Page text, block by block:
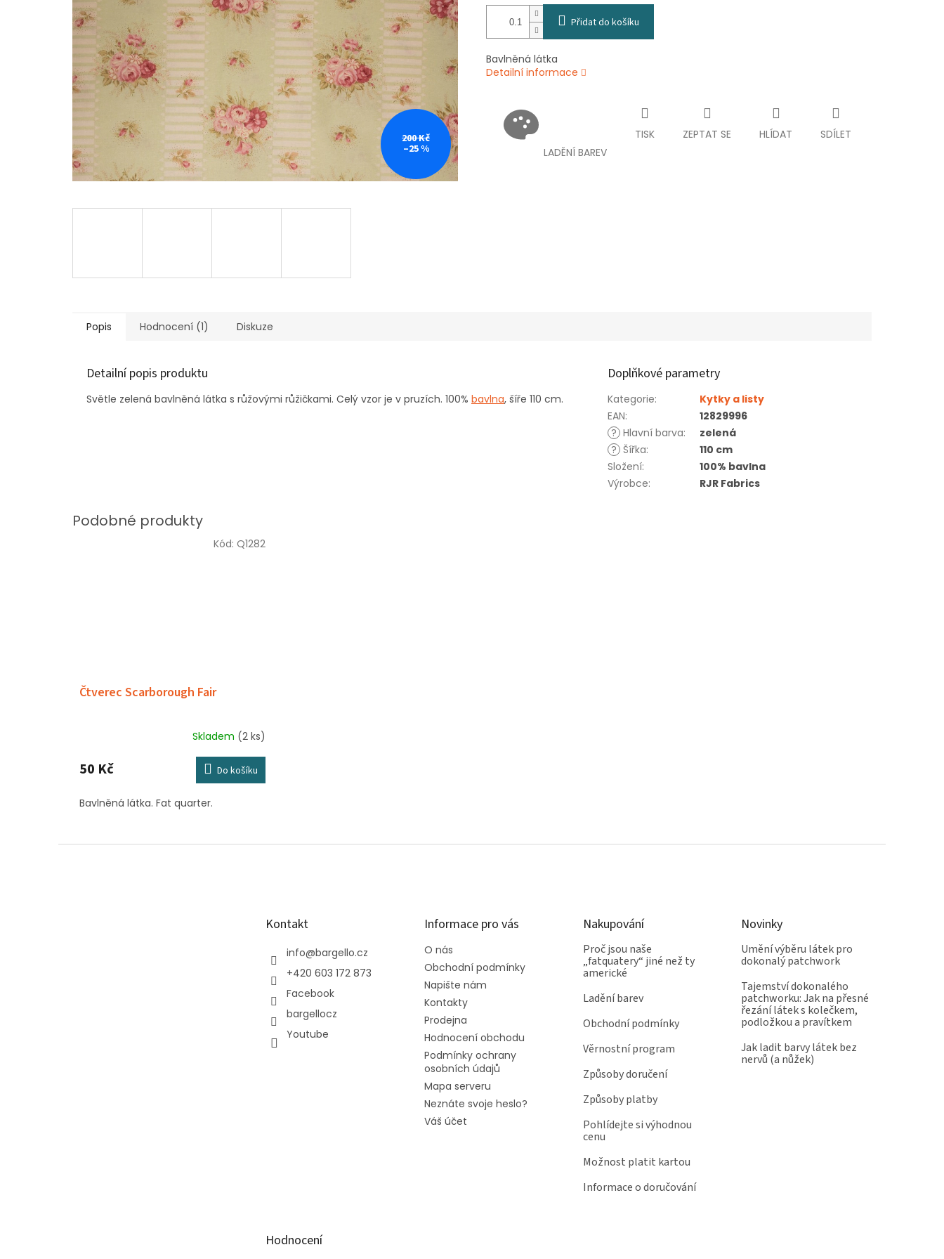
200 Kč
–25 %
Přidat do košíku
Bavlněná látka
Detailní informace
LADĚNÍ BAREV
TISK ZEPTAT SE HLÍDAT SDÍLET
Popis Hodnocení (1) Diskuze
Detailní popis produktu
Světle zelená bavlněná látka s růžovými růžičkami. Celý vzor je v pruzích. 100% bavlna, šíře 110 cm.
Doplňkové parametry
Kategorie:
Kytky a listy
EAN:
12829996
? Hlavní barva:
zelená
? Šířka:
110 cm
Složení:
100% bavlna
Výrobce: RJR Fabrics
Čtverec Scarborough Fair
Skladem (2 ks)
50 Kč Do košíku
Bavlněná látka. Fat quarter.
Kód: Q1282
Kontakt
info@bargello.cz
+420 603 172 873
Facebook
bargellocz
Youtube
Informace pro vás
O nás
Obchodní podmínky
Napište nám
Kontakty
Prodejna
Hodnocení obchodu
Podmínky ochrany
osobních údajů
Mapa serveru
Neznáte svoje heslo?
Váš účet
Nakupování
Proč jsou naše
„fatquatery“ jiné než ty
americké
Ladění barev
Obchodní podmínky
Věrnostní program
Způsoby doručení
Způsoby platby
Pohlídejte si výhodnou
cenu
Možnost platit kartou
Informace o doručování
Novinky
Umění výběru látek pro
dokonalý patchwork
Tajemství dokonalého
patchworku: Jak na přesné
řezání látek s kolečkem,
podložkou a pravítkem
Jak ladit barvy látek bez
nervů (a nůžek)
Hodnocení